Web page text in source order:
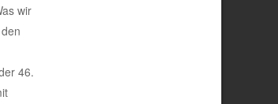
wir
46.